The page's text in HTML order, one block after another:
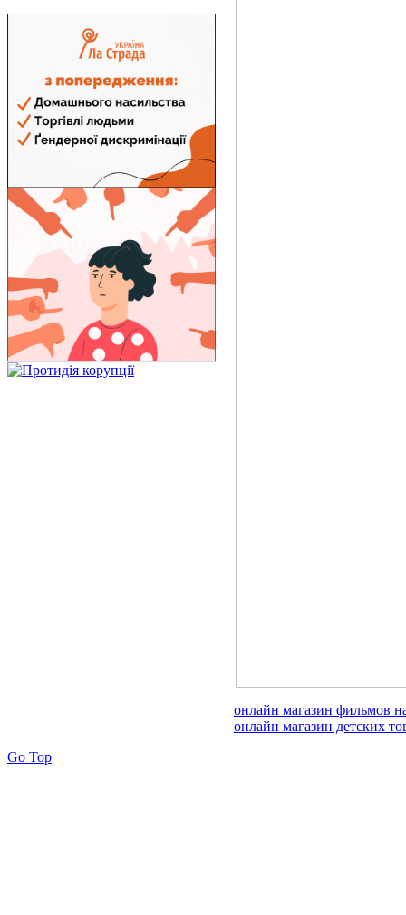
онлайн магазин фильмов
онлайн магазин детских
Go Top